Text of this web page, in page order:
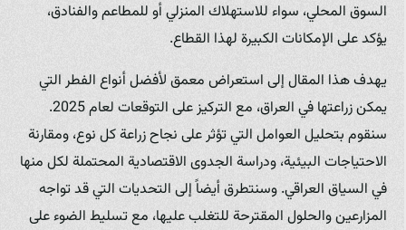
السوق المحلي، سواء للاستهلاك المنزلي أو للمطاعم والفنادق،
يؤكد على الإمكانات الكبيرة لهذا القطاع.
يهدف هذا المقال إلى استعراض معمق لأفضل أنواع الفطر التي
يمكن زراعتها في العراق، مع التركيز على التوقعات لعام 2025.
سنقوم بتحليل العوامل التي تؤثر على نجاح زراعة كل نوع، ومقارنة
الاحتياجات البيئية، ودراسة الجدوى الاقتصادية المحتملة لكل منها
في السياق العراقي. وسنتطرق أيضاً إلى التحديات التي قد تواجه
المزارعين والحلول المقترحة للتغلب عليها، مع تسليط الضوء على